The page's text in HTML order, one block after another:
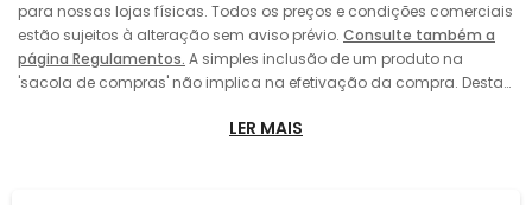
para nossas lojas físicas. Todos os preços e condições comerciais
estão sujeitos à alteração sem aviso prévio. Consulte também a
página Regulamentos. A simples inclusão de um produto na
'sacola de compras' não implica na efetivação da compra. Desta
da 'finalização' da compra pelo consumidor, no caso de alteração
LER MAIS